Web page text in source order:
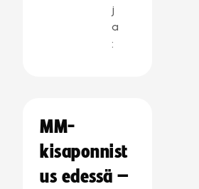
j
a
:
MM-
kisaponnist
us edessä –